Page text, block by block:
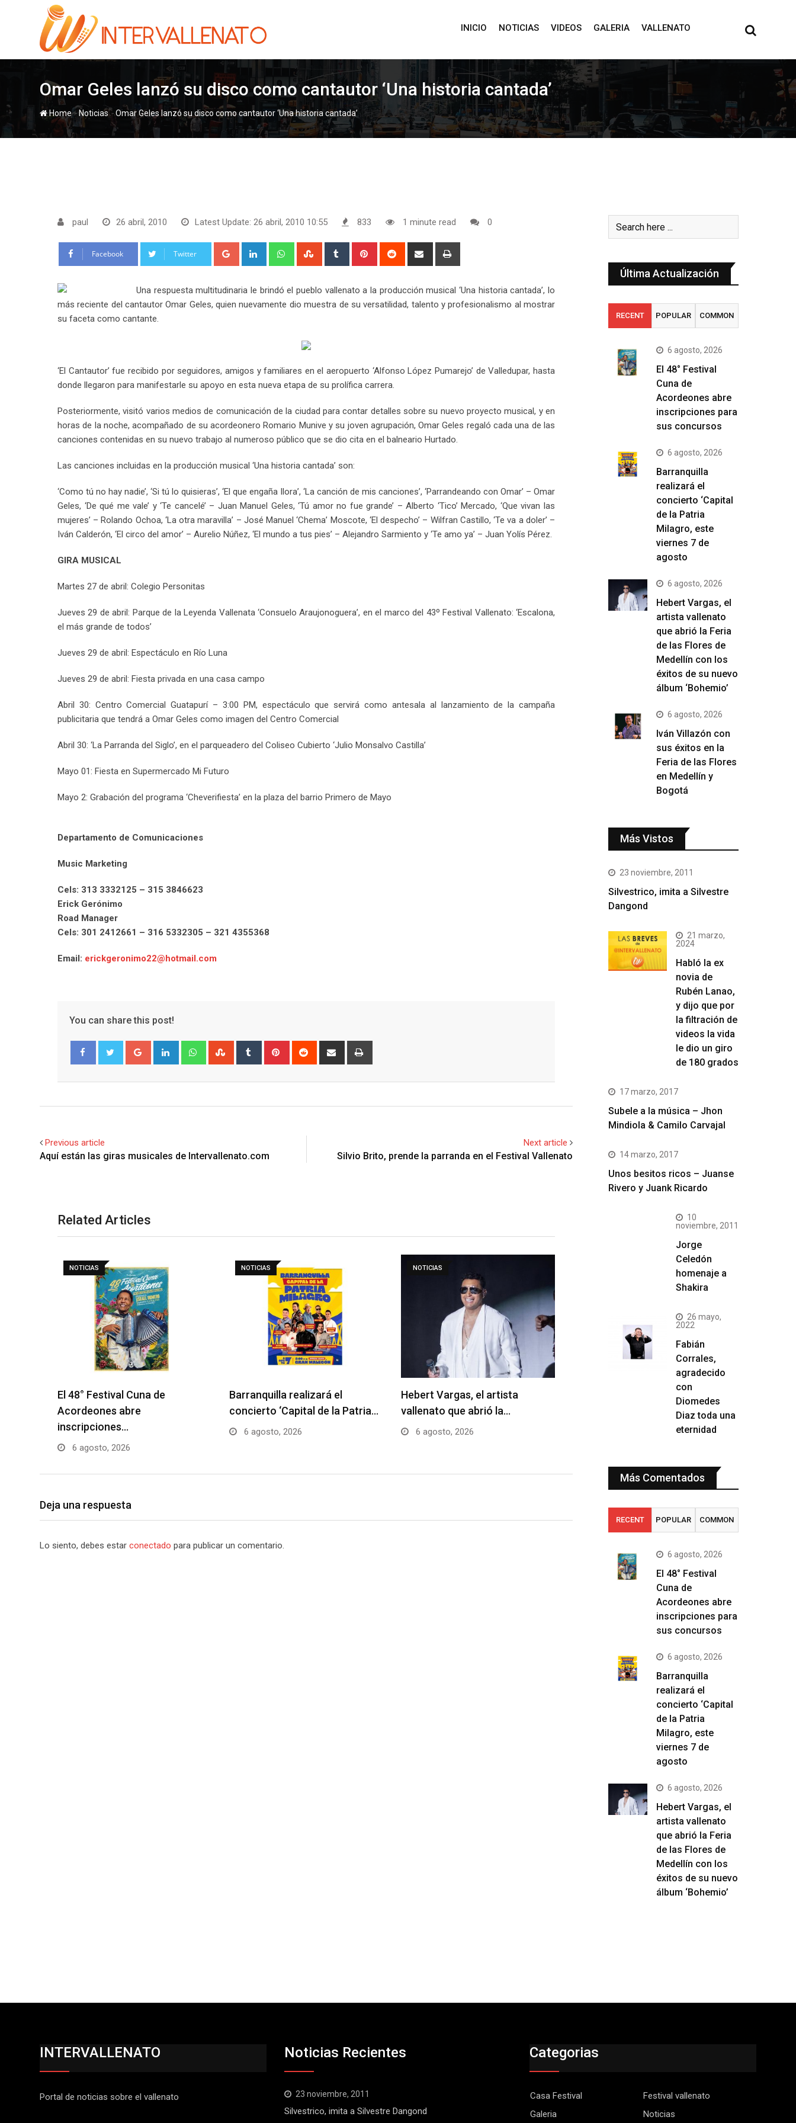
INICIO NOTICIAS VIDEOS GALERIA VALLENATO
Omar Geles lanzó su disco como cantautor ‘Una historia cantada’
Home-Noticias-Omar Geles lanzó su disco como cantautor ‘Una historia cantada’
paul 26 abril, 2010 Latest Update: 26 abril, 2010 10:55 833 1 minute read 0
Facebook Twitter Google+ LinkedIn WhatsappStumbleUpon
Tumblr Pinterest Reddit
Share
Una respuesta multitudinaria le brindó el pueblo vallenato a la producción musical ‘Una historia cantada’, lo
más reciente del cantautor Omar Geles, quien nuevamente dio muestra de su versatilidad, talento y profesionalismo al mostrar
su faceta como cantante.
‘El Cantautor’ fue recibido por seguidores, amigos y familiares en el aeropuerto ‘Alfonso López Pumarejo’ de Valledupar, hasta
donde llegaron para manifestarle su apoyo en esta nueva etapa de su prolífica carrera.
Posteriormente, visitó varios medios de comunicación de la ciudad para contar detalles sobre su nuevo proyecto musical, y en
horas de la noche, acompañado de su acordeonero Romario Munive y su joven agrupación, Omar Geles regaló cada una de las
canciones contenidas en su nuevo trabajo al numeroso público que se dio cita en el balneario Hurtado.
Las canciones incluidas en la producción musical ‘Una historia cantada’ son:
‘Como tú no hay nadie’, ‘Si tú lo quisieras’, ‘El que engaña llora’, ‘La canción de mis canciones’, ‘Parrandeando con Omar’ – Omar
Geles, ‘De qué me vale’ y ‘Te cancelé’ – Juan Manuel Geles, ‘Tú amor no fue grande’ – Alberto ‘Tico’ Mercado, ‘Que vivan las
mujeres’ – Rolando Ochoa, ‘La otra maravilla’ – José Manuel ‘Chema’ Moscote, ‘El despecho’ – Wilfran Castillo, ‘Te va a doler’ –
Iván Calderón, ‘El circo del amor’ – Aurelio Núñez, ‘El mundo a tus pies’ – Alejandro Sarmiento y ‘Te amo ya’ – Juan Yolís Pérez.
GIRA MUSICAL
Martes 27 de abril: Colegio Personitas
Jueves 29 de abril: Parque de la Leyenda Vallenata ‘Consuelo Araujonoguera’, en el marco del 43º Festival Vallenato: ‘Escalona,
el más grande de todos’
Jueves 29 de abril: Espectáculo en Río Luna
Jueves 29 de abril: Fiesta privada en una casa campo
Abril 30: Centro Comercial Guatapurí – 3:00 PM, espectáculo que servirá como antesala al lanzamiento de la campaña
publicitaria que tendrá a Omar Geles como imagen del Centro Comercial
Abril 30: ‘La Parranda del Siglo’, en el parqueadero del Coliseo Cubierto ‘Julio Monsalvo Castilla’
Mayo 01: Fiesta en Supermercado Mi Futuro
Mayo 2: Grabación del programa ‘Cheverifiesta’ en la plaza del barrio Primero de Mayo
Departamento de Comunicaciones
Music Marketing
Cels: 313 3332125 – 315 3846623
Erick Gerónimo
Road Manager
Cels: 301 2412661 – 316 5332305 – 321 4355368
Email: erickgeronimo22@hotmail.com
You can share this post!
Google+ LinkedIn WhatsappStumbleUpon
Tumblr Pinterest Reddit
Share
Previous article
Aquí están las giras musicales de Intervallenato.com
Next article
Silvio Brito, prende la parranda en el Festival Vallenato
Related Articles
NOTICIAS
El 48° Festival Cuna de
Acordeones abre
inscripciones…
6 agosto, 2026
NOTICIAS
Barranquilla realizará el
concierto ‘Capital de la Patria…
6 agosto, 2026
NOTICIAS
Hebert Vargas, el artista
vallenato que abrió la…
6 agosto, 2026
Deja una respuesta
Lo siento, debes estar conectado para publicar un comentario.
Última Actualización
RECENT POPULAR COMMON
6 agosto, 2026
El 48° Festival
Cuna de
Acordeones abre
inscripciones para
sus concursos
6 agosto, 2026
Barranquilla
realizará el
concierto ‘Capital
de la Patria
Milagro, este
viernes 7 de
agosto
6 agosto, 2026
Hebert Vargas, el
artista vallenato
que abrió la Feria
de las Flores de
Medellín con los
éxitos de su nuevo
álbum ‘Bohemio’
6 agosto, 2026
Iván Villazón con
sus éxitos en la
Feria de las Flores
en Medellín y
Bogotá
Más Vistos
23 noviembre, 2011
Silvestrico, imita a Silvestre
Dangond
21 marzo,
2024
Habló la ex
novia de
Rubén Lanao,
y dijo que por
la filtración de
videos la vida
le dio un giro
de 180 grados
17 marzo, 2017
Subele a la música – Jhon
Mindiola & Camilo Carvajal
14 marzo, 2017
Unos besitos ricos – Juanse
Rivero y Juank Ricardo
10
noviembre, 2011
Jorge
Celedón
homenaje a
Shakira
26 mayo,
2022
Fabián
Corrales,
agradecido
con
Diomedes
Diaz toda una
eternidad
Más Comentados
RECENT POPULAR COMMON
6 agosto, 2026
El 48° Festival
Cuna de
Acordeones abre
inscripciones para
sus concursos
6 agosto, 2026
Barranquilla
realizará el
concierto ‘Capital
de la Patria
Milagro, este
viernes 7 de
agosto
6 agosto, 2026
Hebert Vargas, el
artista vallenato
que abrió la Feria
de las Flores de
Medellín con los
éxitos de su nuevo
álbum ‘Bohemio’
INTERVALLENATO
Portal de noticias sobre el vallenato
Noticias Recientes
23 noviembre, 2011
Silvestrico, imita a Silvestre Dangond
Categorias
Casa Festival
Festival vallenato
Galeria
Noticias